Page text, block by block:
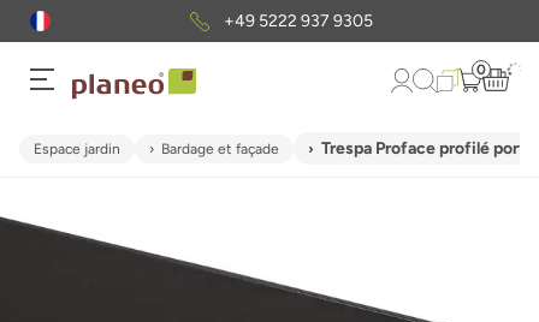
+49 5222 937 9305
0
Espace jardin Bardage et façade Trespa Proface profilé